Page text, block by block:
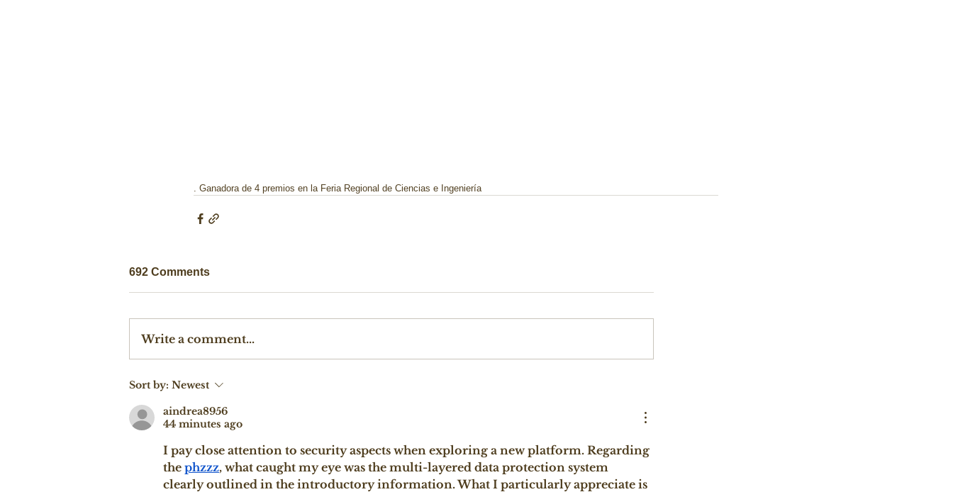
. Ganadora de 4 premios en la Feria Regional de Ciencias e Ingeniería
692 Comments
Write a comment...
Sort by: Newest
aindrea8956
44 minutes ago
I pay close attention to security aspects when exploring a new platform. Regarding
the phzzz, what caught my eye was the multi-layered data protection system
clearly outlined in the introductory information. What I particularly appreciate is